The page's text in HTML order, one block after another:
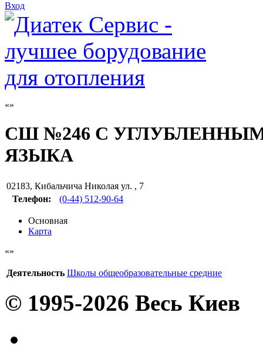
Вход
СШ №246 С
ЯЗЫКА
02183, Кибальчича Николая ул. , 7
Телефон:
(0-44) 512-90-64
Основная
Карта
Деятельность Школы общеобразовательные средние
© 1995-2026 Весь Киев